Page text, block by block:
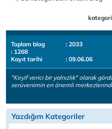
Toplam blog
: 2033
: 1268
Kayıt tarihi
: 09.06.06
"Keyif verici bir yalnızlık" olarak
serüvenimin en önemli
Yazdığım Kategoriler